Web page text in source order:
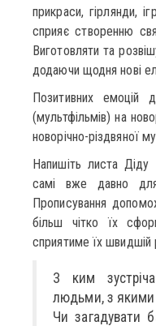
прикраси, гірлянди,
сприяє створенню
Виготовляти та
додаючи щодня нові
Позитивних емоцій
(мультфільмів) на
новорічно-різдвяної
Напишіть листа
самі вже давно
Прописування
більш чітко їх
сприятиме їх швидшій
З ким
людьми, з якими
Чи загадувати